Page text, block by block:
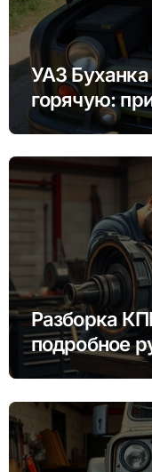
УАЗ Буханка
горячую:
Разборка
подробное